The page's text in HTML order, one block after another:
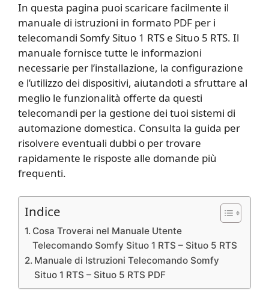
In questa pagina puoi scaricare facilmente il
manuale di istruzioni in formato PDF per i
telecomandi Somfy Situo 1 RTS e Situo 5 RTS. Il
manuale fornisce tutte le informazioni
necessarie per l’installazione, la configurazione
e l’utilizzo dei dispositivi, aiutandoti a sfruttare al
meglio le funzionalità offerte da questi
telecomandi per la gestione dei tuoi sistemi di
automazione domestica. Consulta la guida per
risolvere eventuali dubbi o per trovare
rapidamente le risposte alle domande più
frequenti.
Indice
Cosa Troverai nel Manuale Utente
Telecomando Somfy Situo 1 RTS – Situo 5 RTS
Manuale di Istruzioni Telecomando Somfy
Situo 1 RTS – Situo 5 RTS PDF